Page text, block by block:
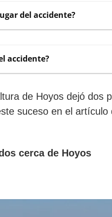
del accidente?
accidente?
de Hoyos dejó dos
suceso en el artículo
cerca de Hoyos